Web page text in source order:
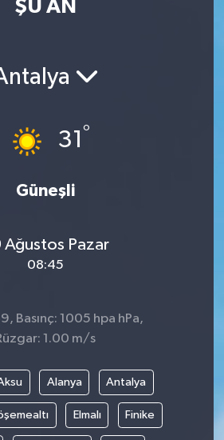
ŞU AN
31°
Güneşli
Ağustos Pazar
08:45
Basınç: 1005 hpa hPa,
1.00 m/s
Alanya Antalya
Elmalı Finike